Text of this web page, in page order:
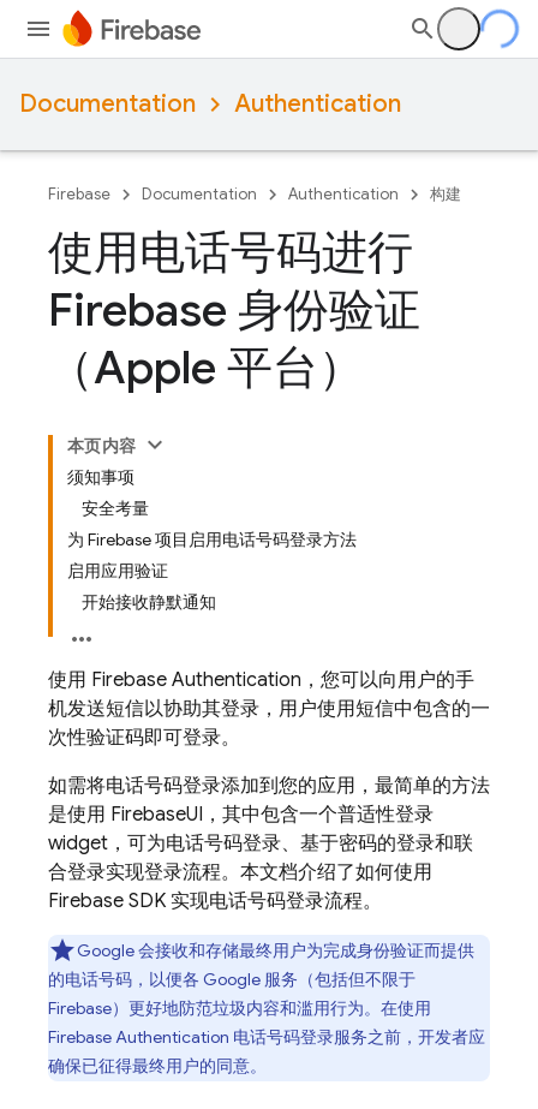
Documentation Authentication
Firebase Documentation Authentication 构建
使用电话号码进行
Firebase 身份验证
（Apple 平台）
本页内容
须知事项
安全考量
为 Firebase 项目启用电话号码登录方法
启用应用验证
开始接收静默通知
使用 Firebase Authentication ，您可以向用户的手
机发送短信以协助其登录，用户使用短信中包含的一
次性验证码即可登录。
如需将电话号码登录添加到您的应用，最简单的方法
是使用 FirebaseUI，其中包含一个普适性登录
widget，可为电话号码登录、基于密码的登录和联
合登录实现登录流程。本文档介绍了如何使用
Firebase SDK 实现电话号码登录流程。
Google 会接收和存储最终用户为完成身份验证而提供
的电话号码，以便各 Google 服务（包括但不限于
Firebase）更好地防范垃圾内容和滥用行为。在使用
Firebase Authentication 电话号码登录服务之前，开发者应
确保已征得最终用户的同意。